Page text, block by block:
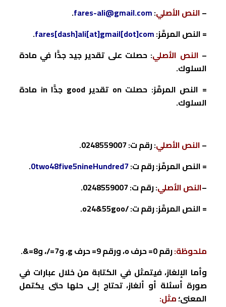
–النص الأصلي:
fares-ali@gmail.com
.
= النص المرمَّز:fares[dash]ali[at]gmail[dot]com
.
– النص الأصلي: حصلت على تقدير جيد جدًّا في مادة
السلوك.
= النص المرمَّز: حصلتon تقديرgood جدًّاin مادة
السلوك.
–النص الأصلي: رقم ت:0248559007
.
= النص المرمَّز: رقم ت:0two48five5nineHundred7
.
–النص الأصلي: رقم ت:0248559007
.
= النص المرمَّز: رقم ت: /o24&55goo
.
ملحوظة:رقم0= حرفo،ورقم9= حرفg،و7=/، و8
=&.
وأما الإلغاز، فيتمثل في الكتابة من خلال عبارات في
صورة أسئلة أو ألغاز، تحتاج إلى حلها حتى يكتمل
المعنى؛مثل: